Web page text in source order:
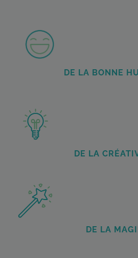
DE LA BONNE
DE LA
DE LA